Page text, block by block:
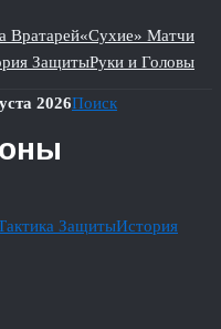
Вратарей«Сухие» Матчи
ЗащитыРуки и Головы
2026Поиск
ЗащитыИстория